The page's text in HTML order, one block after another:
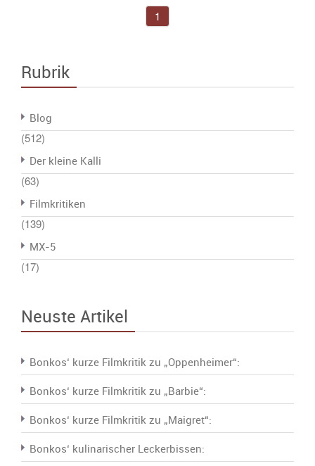
1
Rubrik
Blog
(512)
Der kleine Kalli
(63)
Filmkritiken
(139)
MX-5
(17)
Neuste Artikel
Bonkos‘ kurze Filmkritik zu „Oppenheimer“:
Bonkos‘ kurze Filmkritik zu „Barbie“:
Bonkos‘ kurze Filmkritik zu „Maigret“:
Bonkos‘ kulinarischer Leckerbissen: